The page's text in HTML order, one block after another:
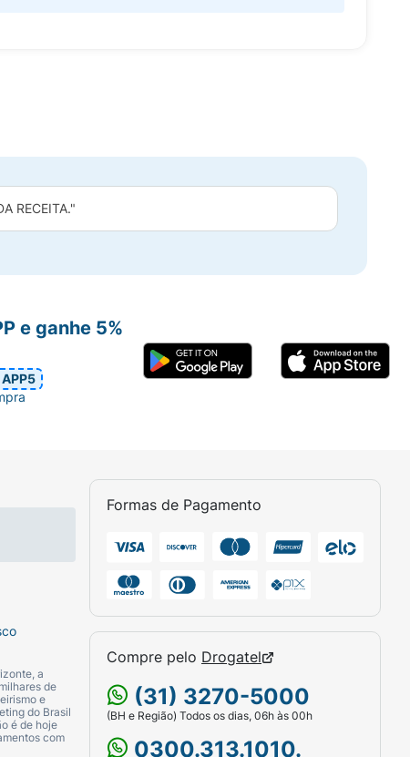
RECEITA."
a
de
e
do Brasil
é de hoje
com
Formas de Pagamento
Compre pelo Drogatel
(31) 3270-5000
(BH e Região) Todos os dias, 06h às 00h
0300.313.1010.
e ganhe 5%
APP5